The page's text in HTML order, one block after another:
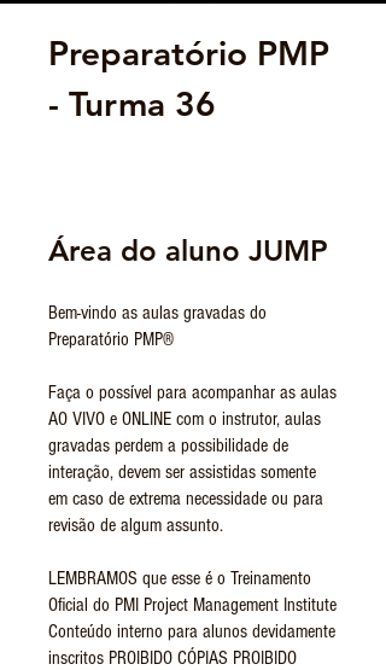
Preparatório PMP
- Turma 36
Área do aluno JUMP
Bem-vindo as aulas gravadas do
Preparatório PMP®
Faça o possível para acompanhar as aulas
AO VIVO e ONLINE com o instrutor, aulas
gravadas perdem a possibilidade de
interação, devem ser assistidas somente
em caso de extrema necessidade ou para
revisão de algum assunto.
LEMBRAMOS que esse é o Treinamento
Oficial do PMI Project Management Institute
Conteúdo interno para alunos devidamente
inscritos PROIBIDO CÓPIAS PROIBIDO